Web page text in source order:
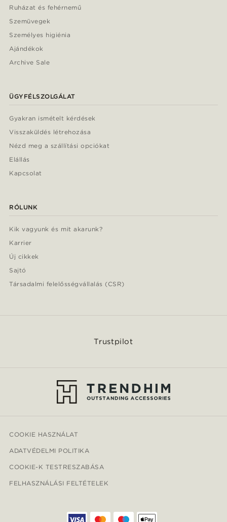
Ruházat és fehérnemű
Szemüvegek
Személyes higiénia
Ajándékok
Archive Sale
ÜGYFÉLSZOLGÁLAT
Gyakran ismételt kérdések
Visszaküldés létrehozása
Nézd meg a szállítási opciókat
Elállás
Kapcsolat
RÓLUNK
Kik vagyunk és mit akarunk?
Karrier
Új cikkek
Sajtó
Társadalmi felelősségvállalás (CSR)
Trustpilot
COOKIE HASZNÁLAT
ADATVÉDELMI POLITIKA
COOKIE-K TESTRESZABÁSA
FELHASZNÁLÁSI FELTÉTELEK